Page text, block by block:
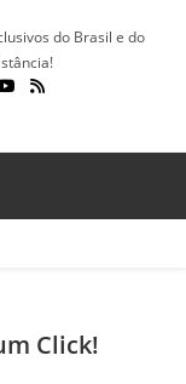
do Brasil e do
Click!